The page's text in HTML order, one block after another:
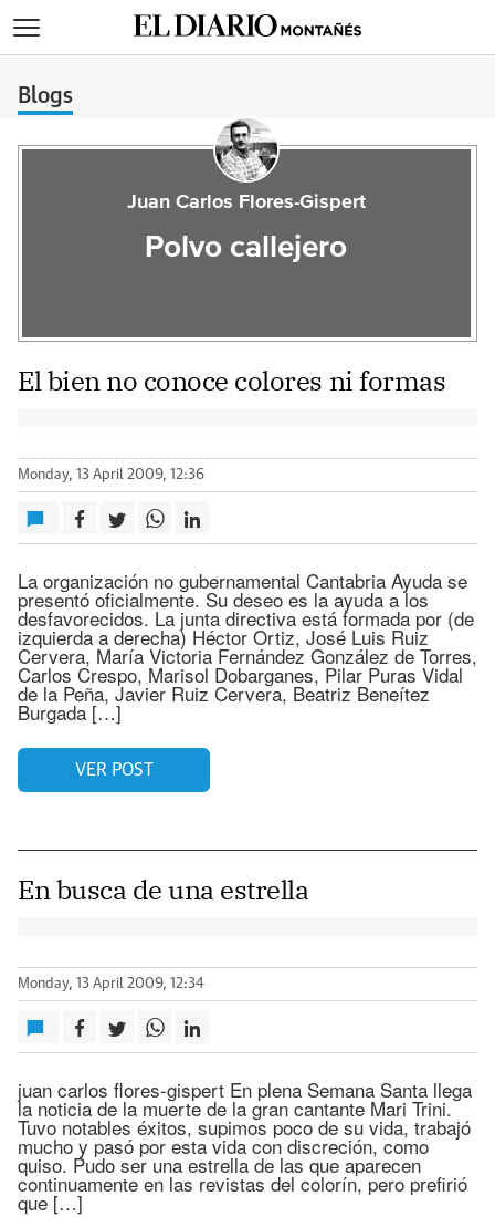
Blogs
Juan Carlos Flores-Gispert
Polvo callejero
El bien no conoce colores ni formas
Monday, 13 April 2009, 12:36
La organización no gubernamental Cantabria Ayuda se
presentó oficialmente. Su deseo es la ayuda a los
desfavorecidos. La junta directiva está formada por (de
izquierda a derecha) Héctor Ortiz, José Luis Ruiz
Cervera, María Victoria Fernández González de Torres,
Carlos Crespo, Marisol Dobarganes, Pilar Puras Vidal
de la Peña, Javier Ruiz Cervera, Beatriz Beneítez
Burgada […]
VER POST
En busca de una estrella
Monday, 13 April 2009, 12:34
juan carlos flores-gispert En plena Semana Santa llega
la noticia de la muerte de la gran cantante Mari Trini.
Tuvo notables éxitos, supimos poco de su vida, trabajó
mucho y pasó por esta vida con discreción, como
quiso. Pudo ser una estrella de las que aparecen
continuamente en las revistas del colorín, pero prefirió
que […]